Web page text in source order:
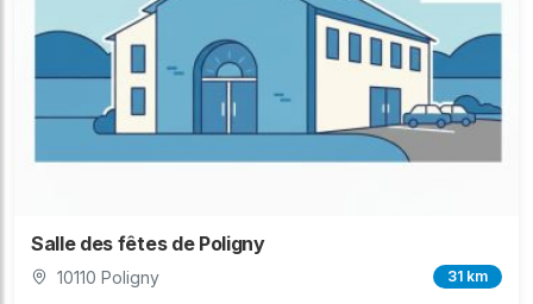
Salle des fêtes de Poligny
10110 Poligny 31 km